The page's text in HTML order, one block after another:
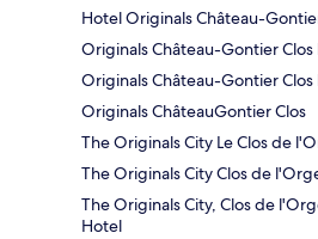
Hotel Originals Château-
Originals Château-Gontier
Originals Château-Gontier
Originals ChâteauGontier Clos
The Originals City Le Clos de
The Originals City Clos de
The Originals City, Clos de
Hotel